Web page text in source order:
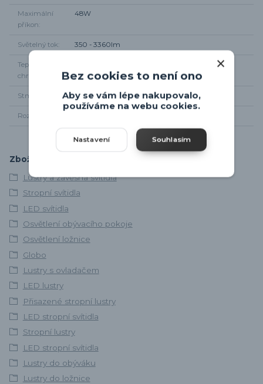
Maximální
příkon
48W
Světelný tok 350 - 3360lm
Teplota
chromatičnosti
Stmívání Dálkovým ovladačem
Rozměr svítidla
Zboží zařazeno v kategoriích
Lustry a závěsná svítidla
Stropní svítidla
LED svítidla
Osvětlení obývacího pokoje
Osvětlení ložnice
Globo
Lustry s ovladačem
LED lustry
Přisazené stropní lustry
LED stropní svítidla
Stropní lustry
LED stropní svítidla
Lustry do obýváku
Lustry do ložnice
Bez cookies to není ono
Aby se vám lépe nakupovalo,
používáme na webu cookies.
Nastavení Souhlasím